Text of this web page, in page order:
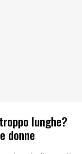
lunghe?
donne